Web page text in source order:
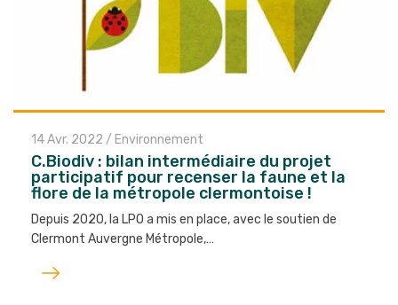
14 Avr. 2022 / Environnement
C.Biodiv : bilan intermédiaire du projet
participatif pour recenser la faune et la
flore de la métropole clermontoise !
Depuis 2020, la LPO a mis en place, avec le soutien de
Clermont Auvergne Métropole,…
Lire
l'article